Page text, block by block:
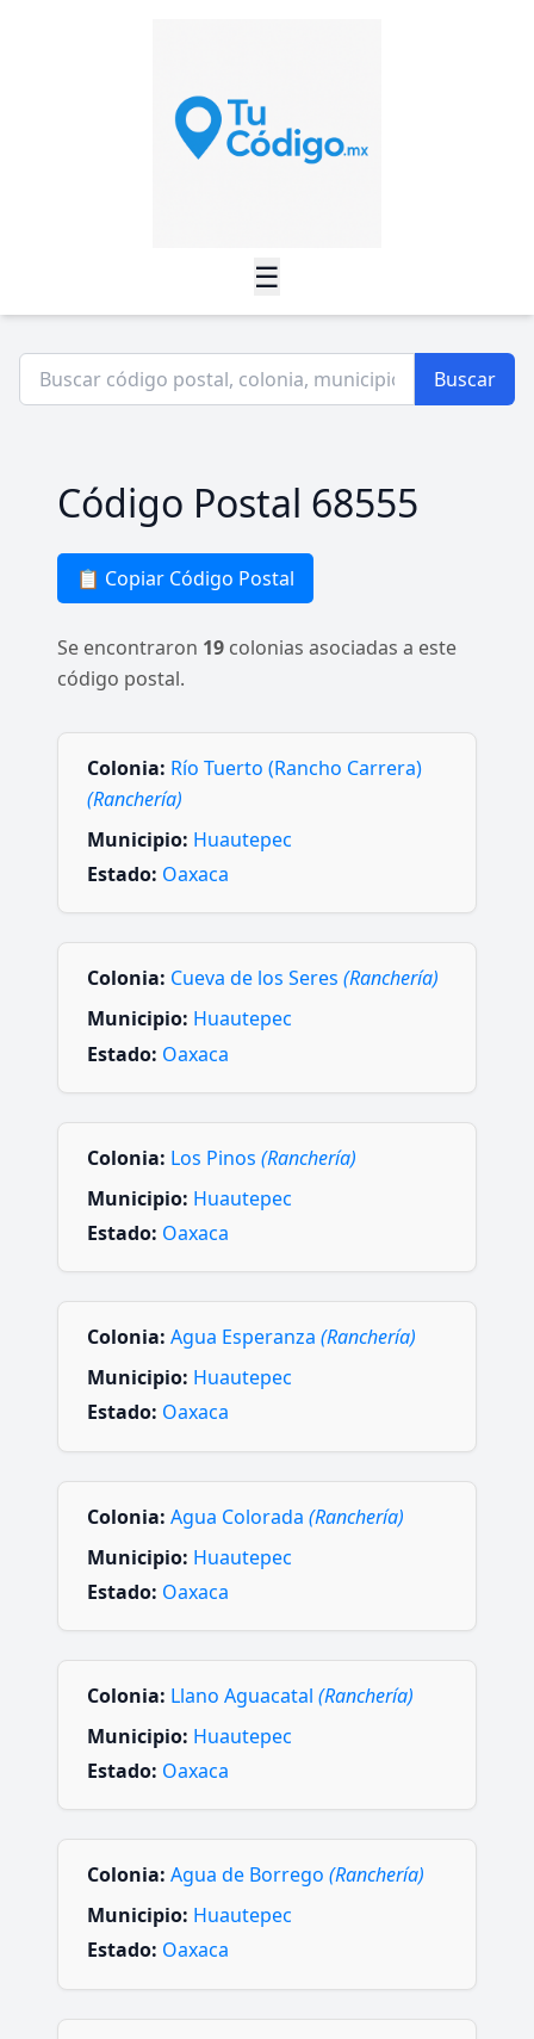
☰
Buscar
Código Postal 68555
📋 Copiar Código Postal
Se encontraron 19 colonias asociadas a este
código postal.
Colonia: Río Tuerto (Rancho Carrera)
(Ranchería)
Municipio: Huautepec
Estado: Oaxaca
Colonia: Cueva de los Seres (Ranchería)
Municipio: Huautepec
Estado: Oaxaca
Colonia: Los Pinos (Ranchería)
Municipio: Huautepec
Estado: Oaxaca
Colonia: Agua Esperanza (Ranchería)
Municipio: Huautepec
Estado: Oaxaca
Colonia: Agua Colorada (Ranchería)
Municipio: Huautepec
Estado: Oaxaca
Colonia: Llano Aguacatal (Ranchería)
Municipio: Huautepec
Estado: Oaxaca
Colonia: Agua de Borrego (Ranchería)
Municipio: Huautepec
Estado: Oaxaca